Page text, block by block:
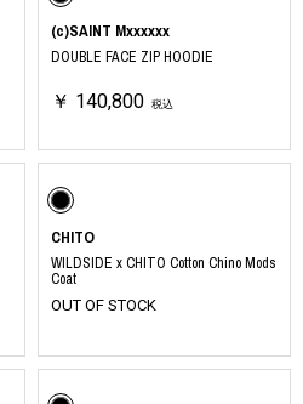
(c)SAINT Mxxxxxx
DOUBLE FACE ZIP HOODIE
￥ 140,800 税込
CHITO
WILDSIDE x CHITO Cotton Chino Mods
Coat
OUT OF STOCK